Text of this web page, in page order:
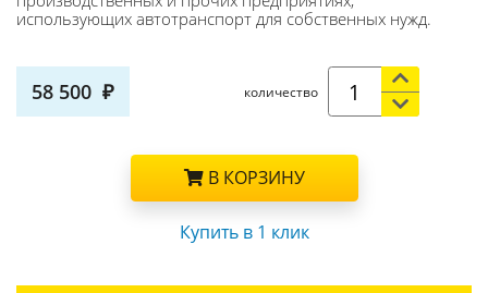
использующих автотранспорт для собственных нужд.
58 500 количество
В КОРЗИНУ
Купить в 1 клик